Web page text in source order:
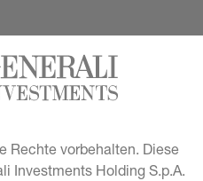
Rechte vorbehalten. Diese
Investments Holding S.p.A.